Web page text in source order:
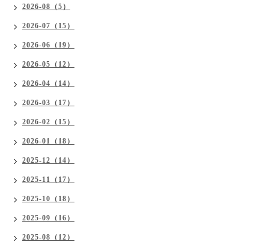
2026-08（5）
2026-07（15）
2026-06（19）
2026-05（12）
2026-04（14）
2026-03（17）
2026-02（15）
2026-01（18）
2025-12（14）
2025-11（17）
2025-10（18）
2025-09（16）
2025-08（12）